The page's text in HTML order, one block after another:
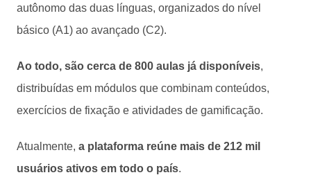
autônomo das duas línguas, organizados do nível
básico (A1) ao avançado (C2).
Ao todo, são cerca de 800 aulas já disponíveis,
distribuídas em módulos que combinam conteúdos,
exercícios de fixação e atividades de gamificação.
Atualmente, a plataforma reúne mais de 212 mil
usuários ativos em todo o país.